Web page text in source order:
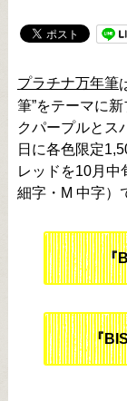
プラチナ万年筆
筆”をテーマに
クパープルとス
日に各色限定
レッドを10月中
細字・M 中字）
『